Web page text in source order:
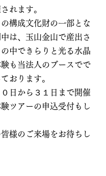
れます。
構成文化財の一部とな
は、玉山金山で産出さ
中できらりと光る水晶
も当法人のブースでで
おります。
日から３１日まで開催
ツアーの申込受付もし
様のご来場をお待ちし